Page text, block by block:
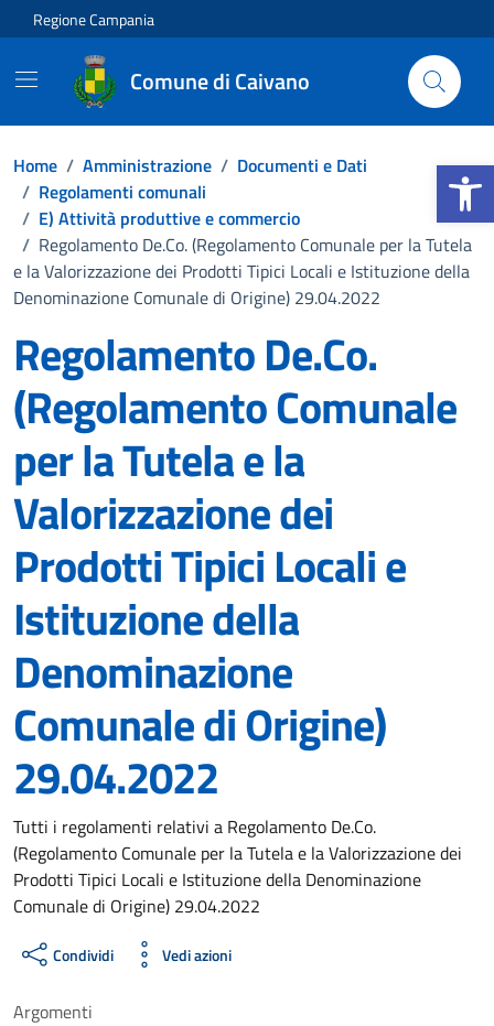
Apri la
Vai ai contenuti
Vai al footer
Regione Campania
Comune di Caivano
Home / Amministrazione / Documenti e Dati
/ Regolamenti comunali
/ E) Attività produttive e commercio
/ Regolamento De.Co. (Regolamento Comunale per la Tutela
e la Valorizzazione dei Prodotti Tipici Locali e Istituzione della
Denominazione Comunale di Origine) 29.04.2022
Regolamento De.Co.
(Regolamento Comunale
per la Tutela e la
Valorizzazione dei
Prodotti Tipici Locali e
Istituzione della
Denominazione
Comunale di Origine)
29.04.2022
Dettagli del documento
Tutti i regolamenti relativi a Regolamento De.Co.
(Regolamento Comunale per la Tutela e la Valorizzazione dei
Prodotti Tipici Locali e Istituzione della Denominazione
Comunale di Origine) 29.04.2022
Condividi Vedi azioni
Argomenti